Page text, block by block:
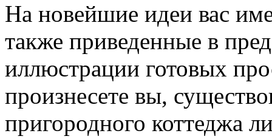
На новейшие идеи вас
также приведенные в
иллюстрации готовых
произнесете вы,
пригородного коттеджа